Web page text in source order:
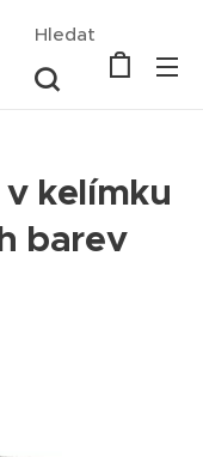
Hledat
kelímku
barev